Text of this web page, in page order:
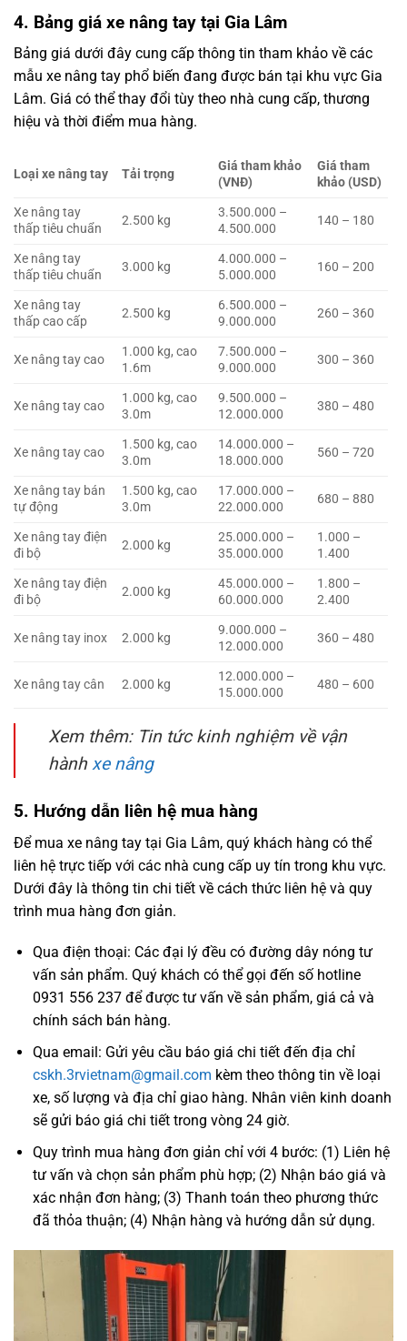
4. Bảng giá xe nâng tay tại Gia Lâm
Bảng giá dưới đây cung cấp thông tin tham khảo về các
mẫu xe nâng tay phổ biến đang được bán tại khu vực Gia
Lâm. Giá có thể thay đổi tùy theo nhà cung cấp, thương
hiệu và thời điểm mua hàng.
Loại xe nâng tay Tải trọng
Giá tham khảo
(VNĐ)
Giá tham
khảo (USD)
Xe nâng tay
thấp tiêu chuẩn
2.500 kg
3.500.000 –
4.500.000
140 – 180
Xe nâng tay
thấp tiêu chuẩn
3.000 kg
4.000.000 –
5.000.000
160 – 200
Xe nâng tay
thấp cao cấp
2.500 kg
6.500.000 –
9.000.000
260 – 360
Xe nâng tay cao
1.000 kg, cao
1.6m
7.500.000 –
9.000.000
300 – 360
Xe nâng tay cao
1.000 kg, cao
3.0m
9.500.000 –
12.000.000
380 – 480
Xe nâng tay cao
1.500 kg, cao
3.0m
14.000.000 –
18.000.000
560 – 720
Xe nâng tay bán
tự động
1.500 kg, cao
3.0m
17.000.000 –
22.000.000
680 – 880
Xe nâng tay điện
đi bộ
2.000 kg
25.000.000 –
35.000.000
1.000 –
1.400
Xe nâng tay điện
đi bộ
2.000 kg
45.000.000 –
60.000.000
1.800 –
2.400
Xe nâng tay inox 2.000 kg
9.000.000 –
12.000.000
360 – 480
Xe nâng tay cân 2.000 kg
12.000.000 –
15.000.000
480 – 600
Xem thêm: Tin tức kinh nghiệm về vận
hànhxe nâng
5. Hướng dẫn liên hệ mua hàng
Để mua xe nâng tay tại Gia Lâm, quý khách hàng có thể
liên hệ trực tiếp với các nhà cung cấp uy tín trong khu vực.
Dưới đây là thông tin chi tiết về cách thức liên hệ và quy
trình mua hàng đơn giản.
Qua điện thoại: Các đại lý đều có đường dây nóng tư
vấn sản phẩm. Quý khách có thể gọi đến số hotline
0931 556 237 để được tư vấn về sản phẩm, giá cả và
chính sách bán hàng.
Qua email: Gửi yêu cầu báo giá chi tiết đến địa chỉ
cskh.3rvietnam@gmail.com kèm theo thông tin về loại
xe, số lượng và địa chỉ giao hàng. Nhân viên kinh doanh
sẽ gửi báo giá chi tiết trong vòng 24 giờ.
Quy trình mua hàng đơn giản chỉ với 4 bước: (1) Liên hệ
tư vấn và chọn sản phẩm phù hợp; (2) Nhận báo giá và
xác nhận đơn hàng; (3) Thanh toán theo phương thức
đã thỏa thuận; (4) Nhận hàng và hướng dẫn sử dụng.